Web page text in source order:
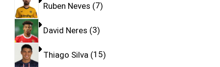
Ruben Neves 7
David Neres 3
Thiago Silva 15